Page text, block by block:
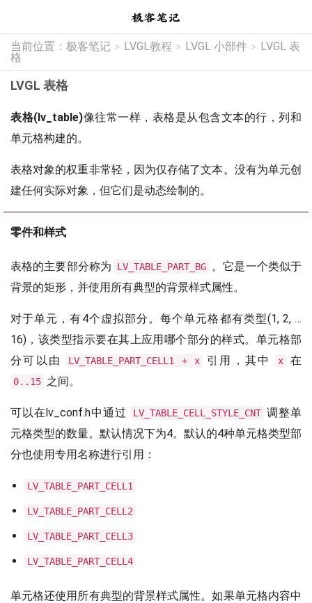
当前位置： 极客笔记 > LVGL教程 > LVGL 小部件 > LVGL 表
格
LVGL 表格
表格(lv_table)像往常一样，表格是从包含文本的行，列和
单元格构建的。
表格对象的权重非常轻，因为仅存储了文本。没有为单元创
建任何实际对象，但它们是动态绘制的。
零件和样式
表格的主要部分称为 LV_TABLE_PART_BG 。它是一个类似于
背景的矩形，并使用所有典型的背景样式属性。
对于单元，有4个虚拟部分。每个单元格都有类型(1, 2, …
16)，该类型指示要在其上应用哪个部分的样式。单元格部
分可以由
LV_TABLE_PART_CELL1 + x 引用，其中 x 在
0..15 之间。
可以在lv_conf.h中通过 LV_TABLE_CELL_STYLE_CNT 调整单
元格类型的数量。默认情况下为4。默认的4种单元格类型部
分也使用专用名称进行引用：
LV_TABLE_PART_CELL1
LV_TABLE_PART_CELL2
LV_TABLE_PART_CELL3
LV_TABLE_PART_CELL4
单元格还使用所有典型的背景样式属性。如果单元格内容中